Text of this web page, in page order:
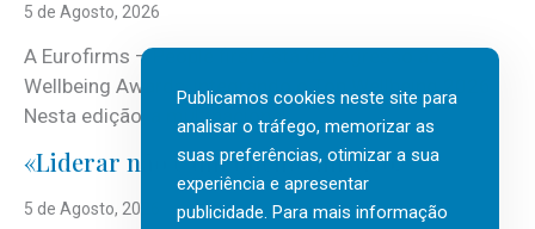
5 de Agosto, 2026
A Eurofirms – People first está de regresso aos
Wellbeing Awards, integrando o Top Wellbeing 2026.
Nesta edição, a multinacional...
«Liderar não é um talento místico.»
5 de Agosto, 2026
Publicamos cookies neste site para
analisar o tráfego, memorizar as
suas preferências, otimizar a sua
experiência e apresentar
publicidade. Para mais informação